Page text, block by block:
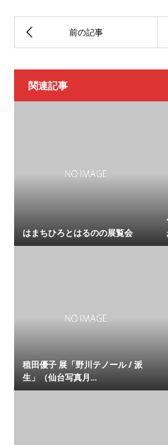
関連記事
はまちひろとはるのの展覧会
稙田優子 展「野川テノール / 派
生」（仙台写真月...